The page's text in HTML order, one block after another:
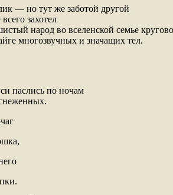
— но тут же заботой другой
захотел
народ во вселенской семье
многозвучных и значащих тел.
паслись по ночам